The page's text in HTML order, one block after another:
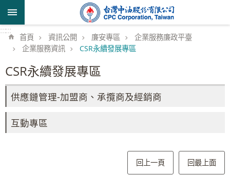
跳到主要內容區塊
::::::
首頁 資訊公開 廉安專區
企業服務廉政平臺
企業服務資訊
CSR永續發展專區
CSR永續發展專區
供應鏈管理-加盟商、承攬商及經銷商
互動專區
回上一頁 回最上面